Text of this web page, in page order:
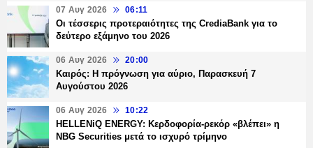
07 Αυγ 2026 06:11
Οι τέσσερις προτεραιότητες της CrediaBank για το
δεύτερο εξάμηνο του 2026
06 Αυγ 2026 20:00
Καιρός: Η πρόγνωση για αύριο, Παρασκευή 7
Αυγούστου 2026
06 Αυγ 2026 10:22
HELLENiQ ENERGY: Κερδοφορία-ρεκόρ «βλέπει» η
NBG Securities μετά το ισχυρό τρίμηνο